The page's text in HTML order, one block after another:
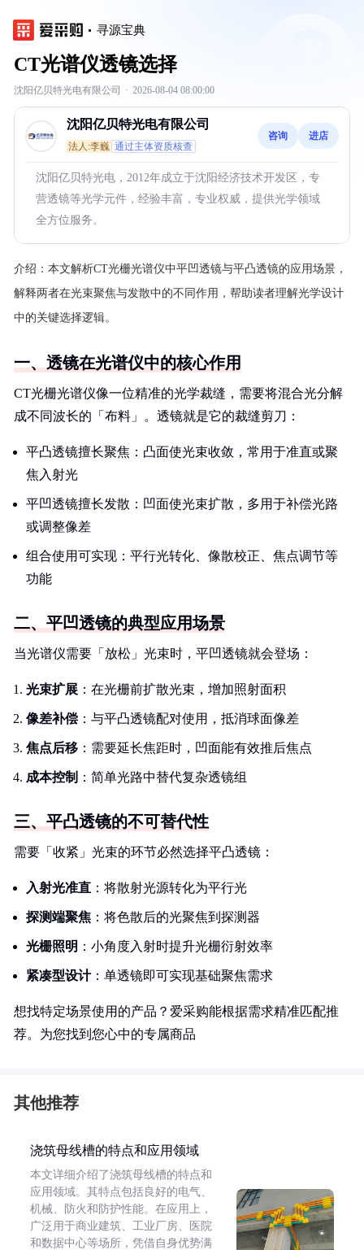
寻源宝典
CT光谱仪透镜选择
沈阳亿贝特光电有限公司 · 2026-08-04 08:00:00
沈阳亿贝特光电有限公司
法人:李巍 通过主体资质核查
咨询 进店
沈阳亿贝特光电，2012年成立于沈阳经济技术开发区，专
营透镜等光学元件，经验丰富，专业权威，提供光学领域
全方位服务。
介绍： 本文解析CT光栅光谱仪中平凹透镜与平凸透镜的应用场景，
解释两者在光束聚焦与发散中的不同作用，帮助读者理解光学设计
中的关键选择逻辑。
一、透镜在光谱仪中的核心作用
CT光栅光谱仪像一位精准的光学裁缝，需要将混合光分解
成不同波长的「布料」。透镜就是它的裁缝剪刀：
平凸透镜擅长聚焦：凸面使光束收敛，常用于准直或聚
焦入射光
平凹透镜擅长发散：凹面使光束扩散，多用于补偿光路
或调整像差
组合使用可实现：平行光转化、像散校正、焦点调节等
功能
二、平凹透镜的典型应用场景
当光谱仪需要「放松」光束时，平凹透镜就会登场：
光束扩展 ：在光栅前扩散光束，增加照射面积
像差补偿 ：与平凸透镜配对使用，抵消球面像差
焦点后移 ：需要延长焦距时，凹面能有效推后焦点
成本控制 ：简单光路中替代复杂透镜组
三、平凸透镜的不可替代性
需要「收紧」光束的环节必然选择平凸透镜：
入射光准直 ：将散射光源转化为平行光
探测端聚焦 ：将色散后的光聚焦到探测器
光栅照明 ：小角度入射时提升光栅衍射效率
紧凑型设计：单透镜即可实现基础聚焦需求
想找特定场景使用的产品？爱采购能根据需求精准匹配推
荐。为您找到您心中的专属商品
其他推荐
浇筑母线槽的特点和应用领域
本文详细介绍了浇筑母线槽的特点和
应用领域。其特点包括良好的电气、
机械、防火和防护性能。在应用上，
广泛用于商业建筑、工业厂房、医院
和数据中心等场所，凭借自身优势满